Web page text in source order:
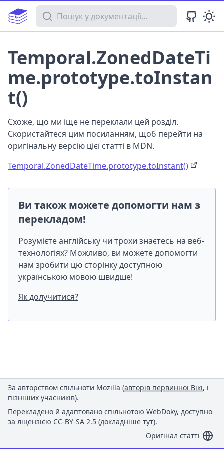
Пошук у документації
Temporal.ZonedDateTi
me.prototype.toInstan
t()
Схоже, що ми іще не переклали цей розділ.
Скористайтеся цим посиланням, щоб перейти на
оригінальну версію цієї статті в MDN.
Temporal.ZonedDateTime.prototype.toInstant()
Ви також можете допомогти нам з
перекладом!
Розумієте англійську чи трохи знаєтесь на веб-
технологіях? Можливо, ви можете допомогти
нам зробити цю сторінку доступною
українською мовою швидше!
Як долучитися?
За авторством спільноти Mozilla (авторів первинної Вікі, і
пізніших учасників).
Перекладено й адаптовано спільнотою WebDoky, доступно
за ліцензією CC-BY-SA 2.5 (докладніше тут).
Оригінал статті